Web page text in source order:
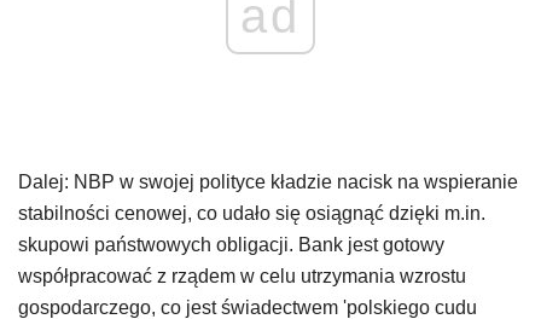
ad
Dalej: NBP w swojej polityce kładzie nacisk na wspieranie
stabilności cenowej, co udało się osiągnąć dzięki m.in.
skupowi państwowych obligacji. Bank jest gotowy
współpracować z rządem w celu utrzymania wzrostu
gospodarczego, co jest świadectwem 'polskiego cudu